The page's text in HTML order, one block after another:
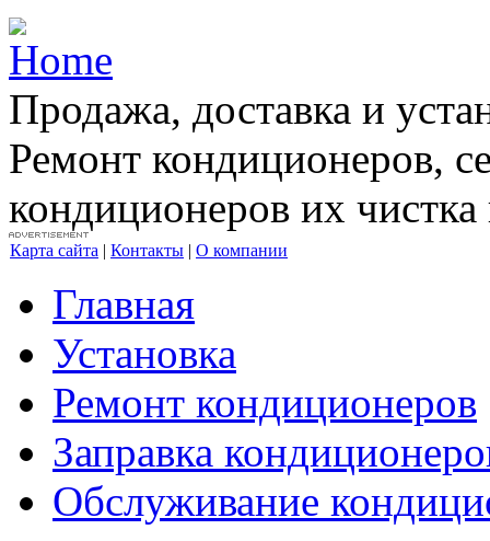
Продажа, доставка и
Ремонт кондиционеров,
кондиционеров их
Карта сайта | Контакты | О компании
Главная
Установка
Ремонт кондиционеров
Заправка
Обслуживание